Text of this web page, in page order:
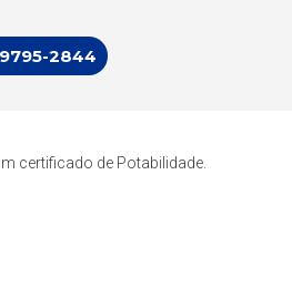
2844
certificado de Potabilidade.